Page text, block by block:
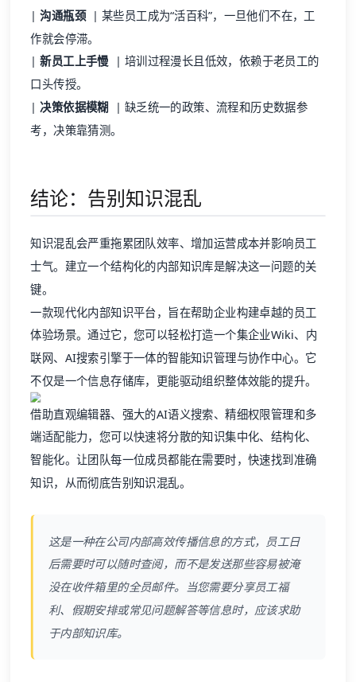
|沟通瓶颈| 某些员工成为“活百科”，一旦他们不在，工
作就会停滞。
|新员工上手慢 | 培训过程漫长且低效，依赖于老员工的
口头传授。
|决策依据模糊 | 缺乏统一的政策、流程和历史数据参
考，决策靠猜测。
结论：告别知识混乱
知识混乱会严重拖累团队效率、增加运营成本并影响员工
士气。建立一个结构化的内部知识库是解决这一问题的关
键。
一款现代化内部知识平台，旨在帮助企业构建卓越的员工
体验场景。通过它，您可以轻松打造一个集企业Wiki、内
联网、AI搜索引擎于一体的智能知识管理与协作中心。它
不仅是一个信息存储库，更能驱动组织整体效能的提升。
借助直观编辑器、强大的AI语义搜索、精细权限管理和多
端适配能力，您可以快速将分散的知识集中化、结构化、
智能化。让团队每一位成员都能在需要时，快速找到准确
知识，从而彻底告别知识混乱。
这是一种在公司内部高效传播信息的方式，员工日
后需要时可以随时查阅，而不是发送那些容易被淹
没在收件箱里的全员邮件。当您需要分享员工福
利、假期安排或常见问题解答等信息时，应该求助
于内部知识库。